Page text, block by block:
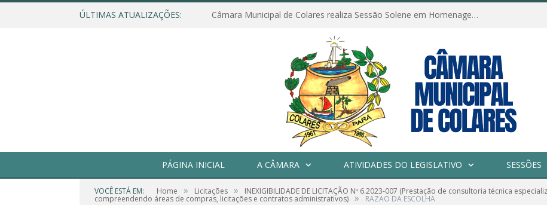
ÚLTIMAS ATUALIZAÇÕES: Câmara Municipal de Colares realiza Sessão Solene em Homenagem ao Dia das Mães
PÁGINA INICIAL A CÂMARA ATIVIDADES DO LEGISLATIVO SESSÕES
VOCÊ ESTÁ EM: Home » Licitações » INEXIGIBILIDADE DE LICITAÇÃO Nº 6.2023-007 (Prestação de consultoria técnica
compreendendo áreas de compras, licitações e contratos administrativos) » RAZAO DA ESCOLHA